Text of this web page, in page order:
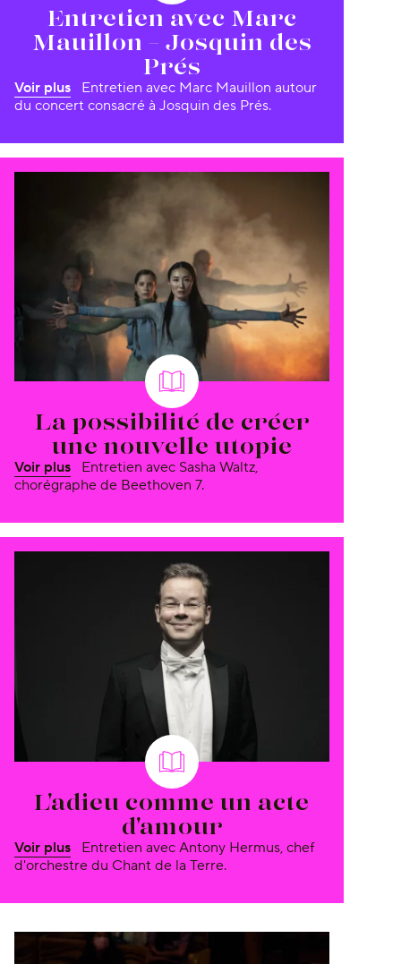
Entretien avec Marc
Mauillon – Josquin des
Prés
Voir plus
du concert consacré à Josquin des Prés.
La possibilité de créer
une nouvelle utopie
Voir plus
chorégraphe de Beethoven 7.
L'adieu comme un acte
d'amour
Voir plus
d'orchestre du Chant de la Terre.